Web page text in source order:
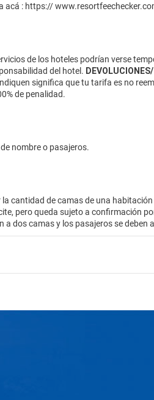
acá : https://
de los hoteles podrían verse
del hotel.
significa que tu tarifa es no
de penalidad.
nombre o pasajeros.
cantidad de camas de una
pero queda sujeto a confirmación
a dos camas y los pasajeros se deben